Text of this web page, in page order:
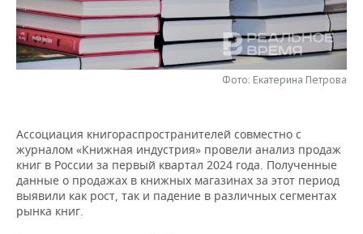
НЕФТЕХИМИЯ
НЕФТЬ
РОЗНИЧНАЯ ТОРГОВЛЯ
ТРАНСПОРТ
НОВОСТИ ТЕХНОЛОГИЙ
IT
ТЕЛЕКОММУНИКАЦИИ
МЕРОПРИЯТИЯ
НОВОСТИ МЕРОПРИЯТИЙ
БИЗНЕС-БРАНЧИ
ONLINE-КОНФЕРЕНЦИИ
ОТКРЫТАЯ ЛЕКЦИЯ
СПОРТ
ФУТБОЛ
ХОККЕЙ
БАСКЕТБОЛ
НОВОСТИ ОБЩЕСТВА
ВЛАСТЬ
ИНФРАСТРУКТУРА
ФОТОГАЛЕРЕЯ
СЮЖЕТЫ
СПРАВОЧНИК
Фото: Екатерина Петрова
Ассоциация книгораспространителей совместно с
журналом «Книжная индустрия» провели анализ продаж
книг в России за первый квартал 2024 года. Полученные
данные о продажах в книжных магазинах за этот период
выявили как рост, так и падение в различных сегментах
рынка книг.